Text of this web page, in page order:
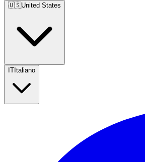
🇺🇸United States
IT Italiano